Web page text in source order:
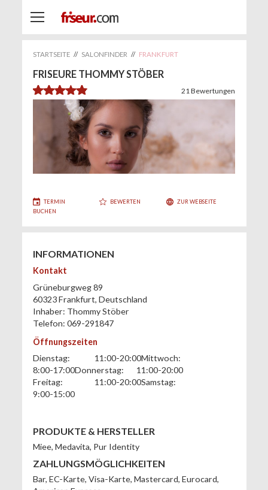
STARTSEITE // SALONFINDER // FRANKFURT
FRISEURE THOMMY STÖBER
4.9 21Bewertungen
TERMIN
BUCHEN
BEWERTEN ZUR WEBSEITE
INFORMATIONEN
Kontakt
Grüneburgweg 89
60323Frankfurt, Deutschland
Inhaber: Thommy Stöber
Telefon: 069-291847
Öffnungszeiten
Dienstag:
11:00-20:00Mittwoch:
8:00-17:00Donnerstag:
11:00-20:00
Freitag:
11:00-20:00Samstag:
9:00-15:00
PRODUKTE & HERSTELLER
Miee, Medavita, Pur Identity
ZAHLUNGSMÖGLICHKEITEN
Bar, EC-Karte, Visa-Karte, Mastercard, Eurocard,